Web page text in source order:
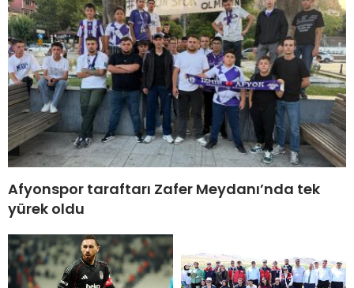
Afyonspor taraftarı Zafer Meydanı’nda tek
yürek oldu